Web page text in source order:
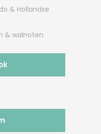
& Hollandse
& walnoten